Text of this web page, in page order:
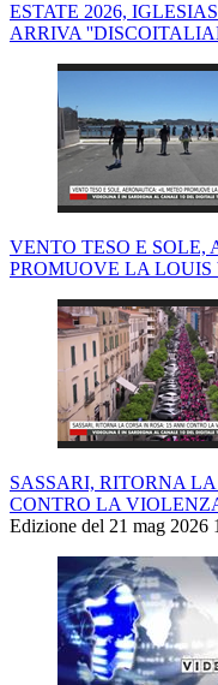
ESTATE 2026,
ARRIVA
VENTO TESO E SOLE,
PROMUOVE LA LOUIS
SASSARI, RITORNA
CONTRO LA
Edizione del 21 mag 2026